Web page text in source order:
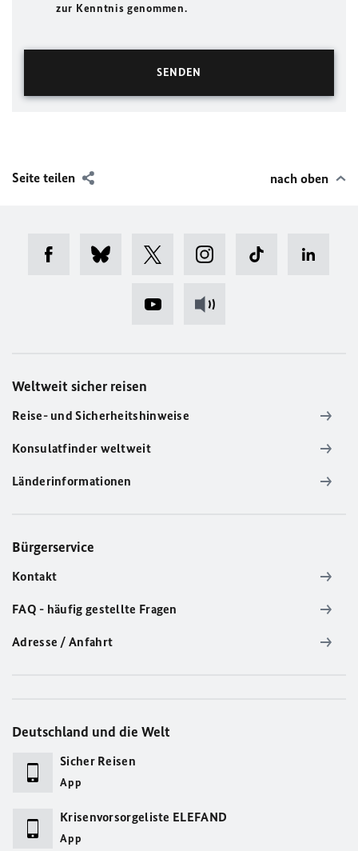
zur Kenntnis genommen.
Seite teilen nach oben
Weltweit sicher reisen
Reise- und Sicherheitshinweise
Konsulatfinder weltweit
Länderinformationen
Bürgerservice
Kontakt
FAQ - häufig gestellte Fragen
Adresse / Anfahrt
Deutschland und die Welt
Sicher Reisen
App
Krisenvorsorgeliste ELEFAND
App